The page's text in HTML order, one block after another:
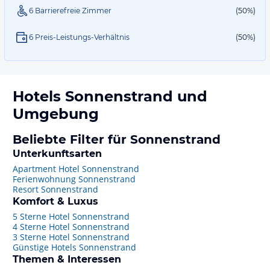
6 Barrierefreie Zimmer (50%)
6 Preis-Leistungs-Verhältnis (50%)
Hotels Sonnenstrand und
Umgebung
Beliebte Filter für Sonnenstrand
Unterkunftsarten
Apartment Hotel Sonnenstrand
Ferienwohnung Sonnenstrand
Resort Sonnenstrand
Komfort & Luxus
5 Sterne Hotel Sonnenstrand
4 Sterne Hotel Sonnenstrand
3 Sterne Hotel Sonnenstrand
Günstige Hotels Sonnenstrand
Themen & Interessen